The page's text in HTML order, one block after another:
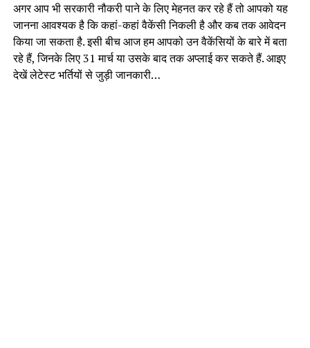
अगर आप भी सरकारी नौकरी पाने के लिए मेहनत कर रहे हैं तो आपको यह
जानना आवश्यक है कि कहां-कहां वैकेंसी निकली है और कब तक आवेदन
किया जा सकता है. इसी बीच आज हम आपको उन वैकेंसियों के बारे में बता
रहे हैं, जिनके लिए 31 मार्च या उसके बाद तक अप्लाई कर सकते हैं. आइए
देखें लेटेस्ट भर्तियों से जुड़ी जानकारी…